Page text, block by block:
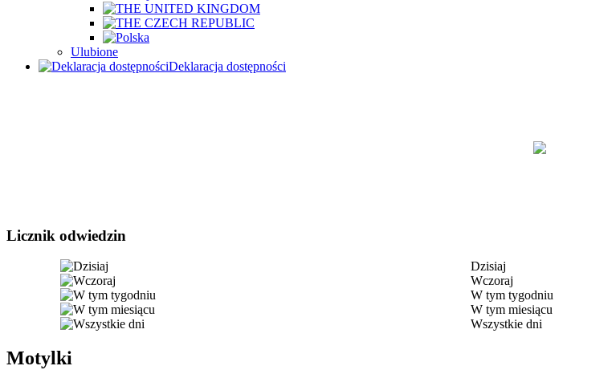
Ulubione
Deklaracja dostępności
Licznik odwiedzin
Dzisiaj
Wczoraj
W tym tygodniu
W tym miesiącu
Wszystkie dni
Motylki